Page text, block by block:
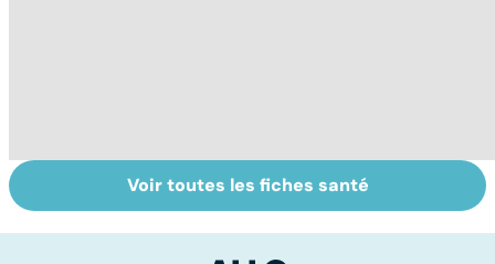
Sexe : comment
retrouver sa
Fibromes utérins
: des tumeurs
Voir toutes les fiches santé